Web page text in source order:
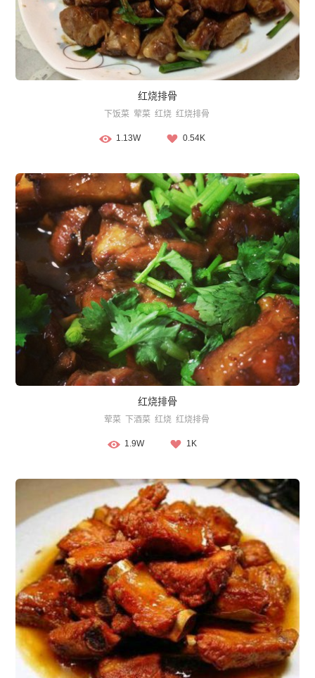
红烧排骨
下饭菜 荤菜 红烧 红烧排骨
1.13W 0.54K
红烧排骨
荤菜 下酒菜 红烧 红烧排骨
1.9W 1K